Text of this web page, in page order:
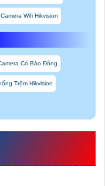
Camera Wifi Hikvision
Có Báo Đông
Trộm Hikvision